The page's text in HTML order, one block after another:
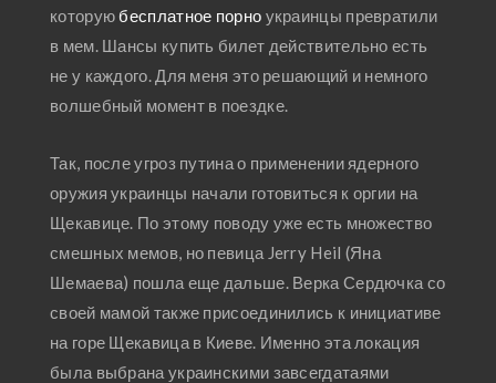
которую бесплатное порно украинцы превратили
в мем. Шансы купить билет действительно есть
не у каждого. Для меня это решающий и немного
волшебный момент в поездке.
Так, после угроз путина о применении ядерного
оружия украинцы начали готовиться к оргии на
Щекавице. По этому поводу уже есть множество
смешных мемов, но певица Jerry Heil (Яна
Шемаева) пошла еще дальше. Верка Сердючка со
своей мамой также присоединились к инициативе
на горе Щекавица в Киеве. Именно эта локация
была выбрана украинскими завсегдатаями